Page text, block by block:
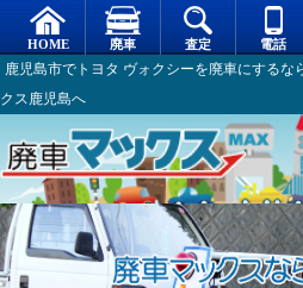
鹿児島市でトヨタ ヴォクシーを廃車にするな
クス鹿児島へ